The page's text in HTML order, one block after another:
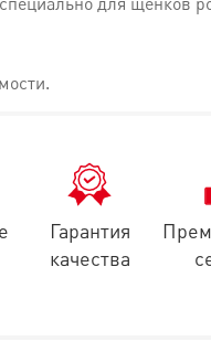
Гарантия
качества